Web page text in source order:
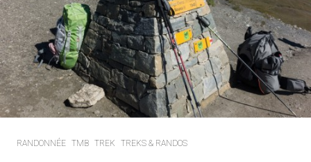
RANDONNÉE TMB TREK TREKS & RANDOS